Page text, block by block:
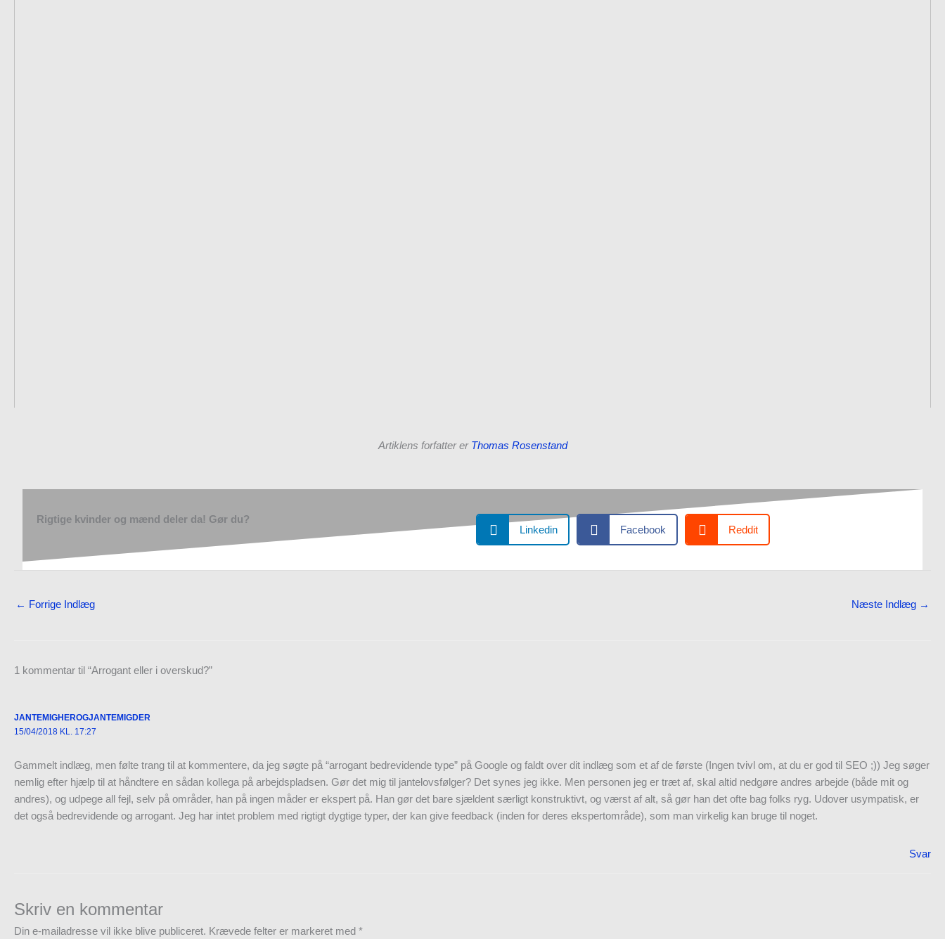
Artiklens forfatter er Thomas Rosenstand
Rigtige kvinder og mænd deler da! Gør du?
Linkedin
Facebook Reddit
← Forrige Indlæg Næste Indlæg →
1 kommentar til “Arrogant eller i overskud?”
JANTEMIGHEROGJANTEMIGDER
15/04/2018 KL. 17:27
Gammelt indlæg, men følte trang til at kommentere, da jeg søgte på “arrogant bedrevidende type” på Google og faldt over dit indlæg som et af de første (Ingen tvivl om, at du er god til SEO ;)) Jeg søger
nemlig efter hjælp til at håndtere en sådan kollega på arbejdspladsen. Gør det mig til jantelovsfølger? Det synes jeg ikke. Men personen jeg er træt af, skal altid nedgøre andres arbejde (både mit og
andres), og udpege all fejl, selv på områder, han på ingen måder er ekspert på. Han gør det bare sjældent særligt konstruktivt, og værst af alt, så gør han det ofte bag folks ryg. Udover usympatisk, er
det også bedrevidende og arrogant. Jeg har intet problem med rigtigt dygtige typer, der kan give feedback (inden for deres ekspertområde), som man virkelig kan bruge til noget.
Svar
Skriv en kommentar
Din e-mailadresse vil ikke blive publiceret. Krævede felter er markeret med *